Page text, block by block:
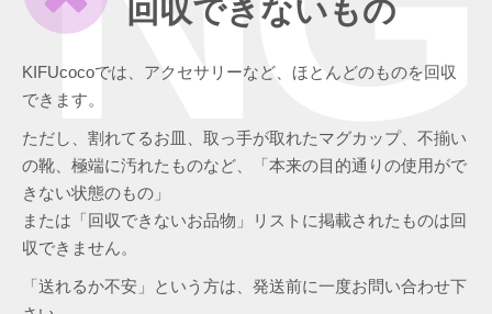
回収できないもの
KIFUcocoでは、アクセサリーなど、ほとんどのものを回収
できます。
ただし、割れてるお皿、取っ手が取れたマグカップ、不揃い
の靴、極端に汚れたものなど、「本来の目的通りの使用がで
きない状態のもの」
または「回収できないお品物」リストに掲載されたものは回
収できません。
「送れるか不安」という方は、発送前に一度お問い合わせ下